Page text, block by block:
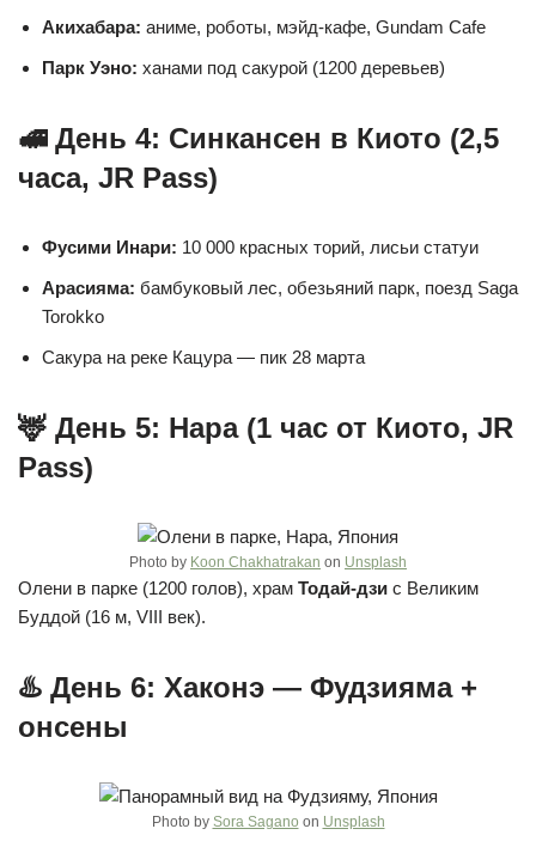
Акихабара: аниме, роботы, мэйд-кафе, Gundam Cafe
Парк Уэно: ханами под сакурой (1200 деревьев)
🚅 День 4: Синкансен в Киото (2,5
часа, JR Pass)
Фусими Инари: 10 000 красных торий, лисьи статуи
Арасияма: бамбуковый лес, обезьяний парк, поезд Saga
Torokko
Сакура на реке Кацура — пик 28 марта
🦌 День 5: Нара (1 час от Киото, JR
Pass)
Photo by Koon Chakhatrakan on Unsplash
Олени в парке (1200 голов), храм Тодай-дзи с Великим
Буддой (16 м, VIII век).
♨️ День 6: Хаконэ — Фудзияма +
онсены
Photo by Sora Sagano on Unsplash